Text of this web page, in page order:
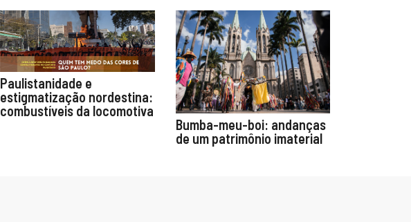
Paulistanidade e
estigmatização nordestina:
combustíveis da locomotiva
Bumba-meu-boi: andanças
de um patrimônio imaterial